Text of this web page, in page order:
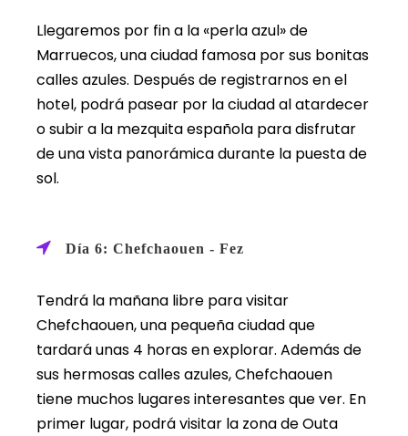
Llegaremos por fin a la «perla azul» de
Marruecos, una ciudad famosa por sus bonitas
calles azules. Después de registrarnos en el
hotel, podrá pasear por la ciudad al atardecer
o subir a la mezquita española para disfrutar
de una vista panorámica durante la puesta de
sol.
Día 6: Chefchaouen - Fez
Tendrá la mañana libre para visitar
Chefchaouen, una pequeña ciudad que
tardará unas 4 horas en explorar. Además de
sus hermosas calles azules, Chefchaouen
tiene muchos lugares interesantes que ver. En
primer lugar, podrá visitar la zona de Outa